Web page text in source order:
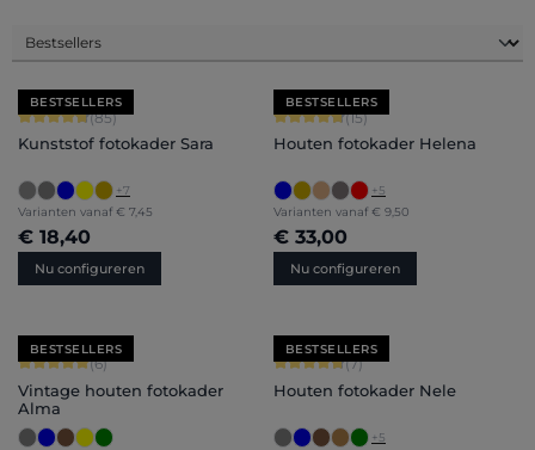
BESTSELLERS
Gemiddelde score van 4.71 op 5 sterren
(85)
Kunststof fotokader Sara
+7
Varianten vanaf € 7,45
€ 18,40
Nu configureren
BESTSELLERS
Gemiddelde score van 4.8 op 5
(15)
Houten fotokader Helena
+5
Varianten vanaf € 9,50
€ 33,00
Nu configureren
BESTSELLERS
Gemiddelde score van 5 op 5 sterren
(6)
Vintage houten fotokader
Alma
BESTSELLERS
Gemiddelde score van 4.71 op 5
(7)
Houten fotokader Nele
+5